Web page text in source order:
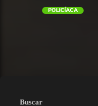
POLICÍACA
Buscar